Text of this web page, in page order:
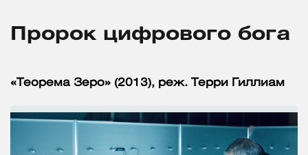
Пророк цифрового бога
«Теорема Зеро» (2013), реж. Терри Гиллиам